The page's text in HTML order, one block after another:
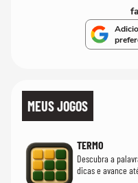
MEUS JOGOS
TERMO
Descubra a
dicas e avance